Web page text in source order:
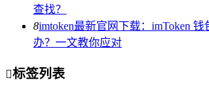
查找？
8imtoken最新官网下载：imToken
办？一文教你应对
标签列表